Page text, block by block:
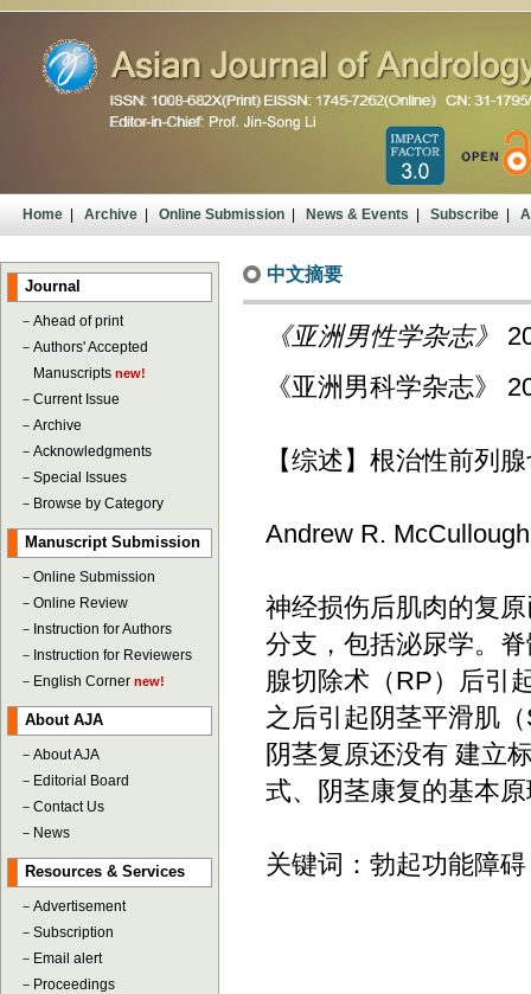
Home| Archive| Online Submission| News & Events| Subscribe|
Journal
－ Ahead of print
－ Authors' Accepted
Manuscripts new!
－ Current Issue
－ Archive
－ Acknowledgments
－ Special Issues
－ Browse by Category
Manuscript Submission
－ Online Submission
－ Online Review
－ Instruction for Authors
－ Instruction for Reviewers
－ English Corner new!
About AJA
－ About AJA
－ Editorial Board
－ Contact Us
－ News
Resources & Services
－ Advertisement
－ Subscription
－ Email alert
－ Proceedings
中文摘要
《亚洲男性学杂志》
《亚洲男科学杂志》
【综述】根治性前列
Andrew R.
神经损伤后肌肉的复
分支，包括泌尿学。
腺切除术（RP）后引
之后引起阴茎平滑肌
阴茎复原还没有 建立
式、阴茎康复的基本
关键词：勃起功能障